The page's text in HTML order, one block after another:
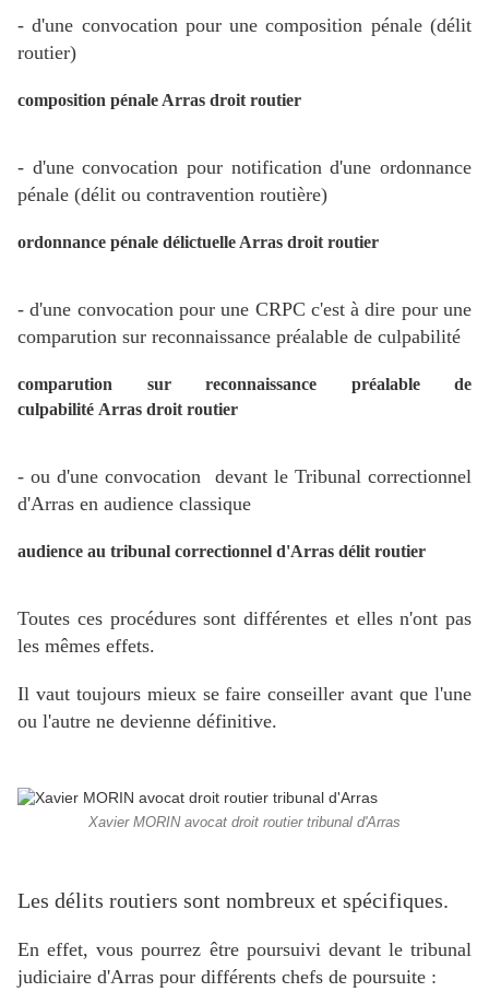
- d'une convocation pour une composition pénale (délit
routier)
composition pénale Arras droit routier
- d'une convocation pour notification d'une ordonnance
pénale (délit ou contravention routière)
ordonnance pénale délictuelle Arras droit routier
- d'une convocation pour une CRPC c'est à dire pour une
comparution sur reconnaissance préalable de culpabilité
comparution sur reconnaissance préalable de
culpabilité Arras droit routier
- ou d'une convocation devant le Tribunal correctionnel
d'Arras en audience classique
audience au tribunal correctionnel d'Arras délit routier
Toutes ces procédures sont différentes et elles n'ont pas
les mêmes effets.
Il vaut toujours mieux se faire conseiller avant que l'une
ou l'autre ne devienne définitive.
Xavier MORIN avocat droit routier tribunal d'Arras
Les délits routiers sont nombreux et spécifiques.
En effet, vous pourrez être poursuivi devant le tribunal
judiciaire d'Arras pour différents chefs de poursuite :